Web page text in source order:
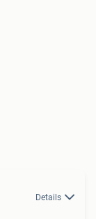
Details